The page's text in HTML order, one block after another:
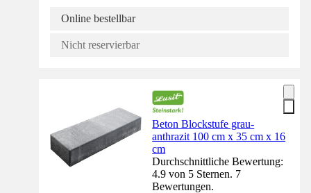
Online bestellbar
Nicht reservierbar
Beton Blockstufe grau-
anthrazit 100 cm x 35 cm x 16
cm
Durchschnittliche Bewertung:
4.9 von 5 Sternen. 7
Bewertungen.